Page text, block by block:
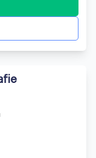
van beelden.